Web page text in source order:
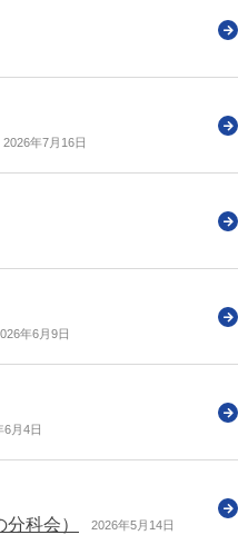
2026年7月16日
年6月9日
6月4日
科会） 2026年5月14日